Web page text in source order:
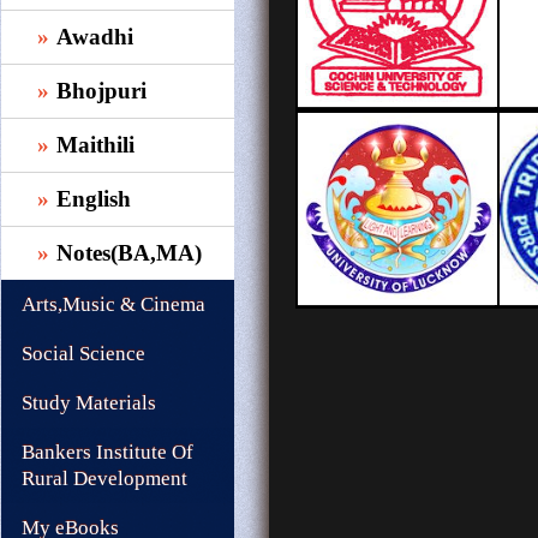
Awadhi
Bhojpuri
Maithili
English
Notes(BA,MA)
Arts,Music & Cinema
Social Science
Study Materials
Bankers Institute Of
Rural Development
My eBooks